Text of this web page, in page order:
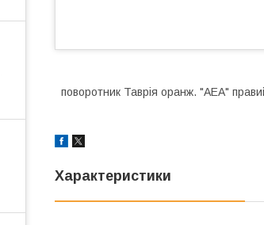
поворотник Таврія оранж. "АЕА"
Характеристики